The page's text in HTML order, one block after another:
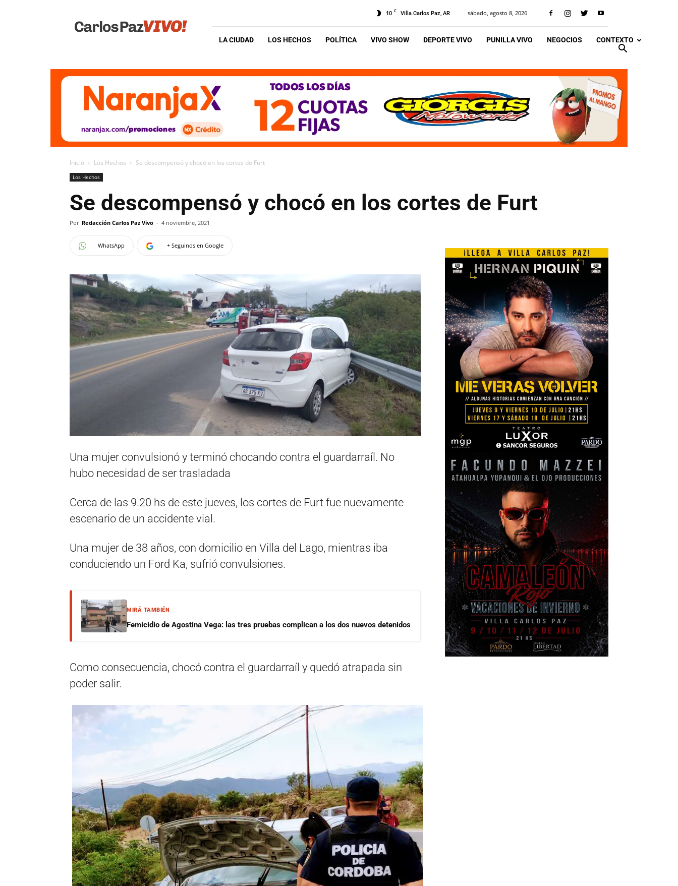
Vivo
10 C Villa Carlos Paz, AR sábado, agosto 8, 2026
LA CIUDAD LOS HECHOS POLÍTICA VIVO SHOW DEPORTE VIVO PUNILLA VIVO NEGOCIOS CONTEXTO
Inicio Los Hechos Se descompensó y chocó en los cortes de Furt
Los Hechos
Se descompensó y chocó en los cortes de Furt
Por Redacción Carlos Paz Vivo - 4 noviembre, 2021
WhatsApp + Seguinos en Google
Una mujer convulsionó y terminó chocando contra el guardarraíl. No
hubo necesidad de ser trasladada
Cerca de las 9.20 hs de este jueves, los cortes de Furt fue nuevamente
escenario de un accidente vial.
Una mujer de 38 años, con domicilio en Villa del Lago, mientras iba
conduciendo un Ford Ka, sufrió convulsiones.
MIRÁ TAMBIÉN
Femicidio de Agostina Vega: las tres pruebas complican a los dos nuevos detenidos
Como consecuencia, chocó contra el guardarraíl y quedó atrapada sin
poder salir.